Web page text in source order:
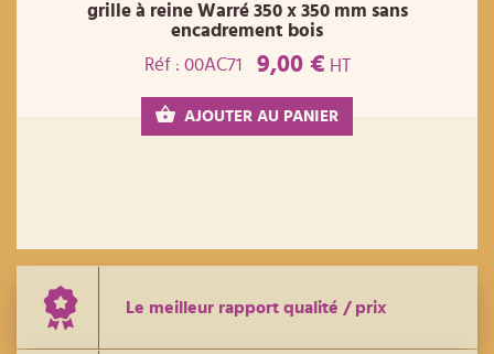
grille à reine Warré 350 x 350 mm sans
encadrement bois
Réf : 00AC71
9,00 € HT
AJOUTER AU PANIER
Le meilleur rapport qualité / prix